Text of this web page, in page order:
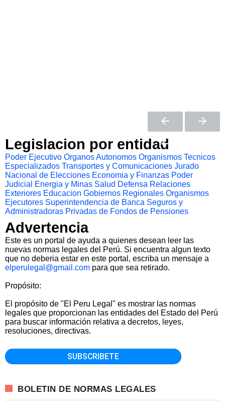
Legislacion por entidad
Poder Ejecutivo Organos Autonomos Organismos Tecnicos
Especializados Transportes y Comunicaciones Jurado
Nacional de Elecciones Economia y Finanzas Poder
Judicial
Energia y Minas Salud Defensa Relaciones
Exteriores Educacion Gobiernos Regionales Organismos
Ejecutores Superintendencia de Banca Seguros y
Administradoras Privadas de Fondos de Pensiones
Advertencia
Este es un portal de ayuda a quienes desean leer las
nuevas normas legales del Perú. Si encuentra algun texto
que no deberia estar en este portal, escriba un mensaje a
elperulegal@gmail.com para que sea retirado.
Propósito:
El propósito de "El Peru Legal" es mostrar las normas
legales que proporcionan las entidades del Estado del Perú
para buscar información relativa a decretos, leyes,
resoluciones, directivas.
BOLETIN DE NORMAS LEGALES